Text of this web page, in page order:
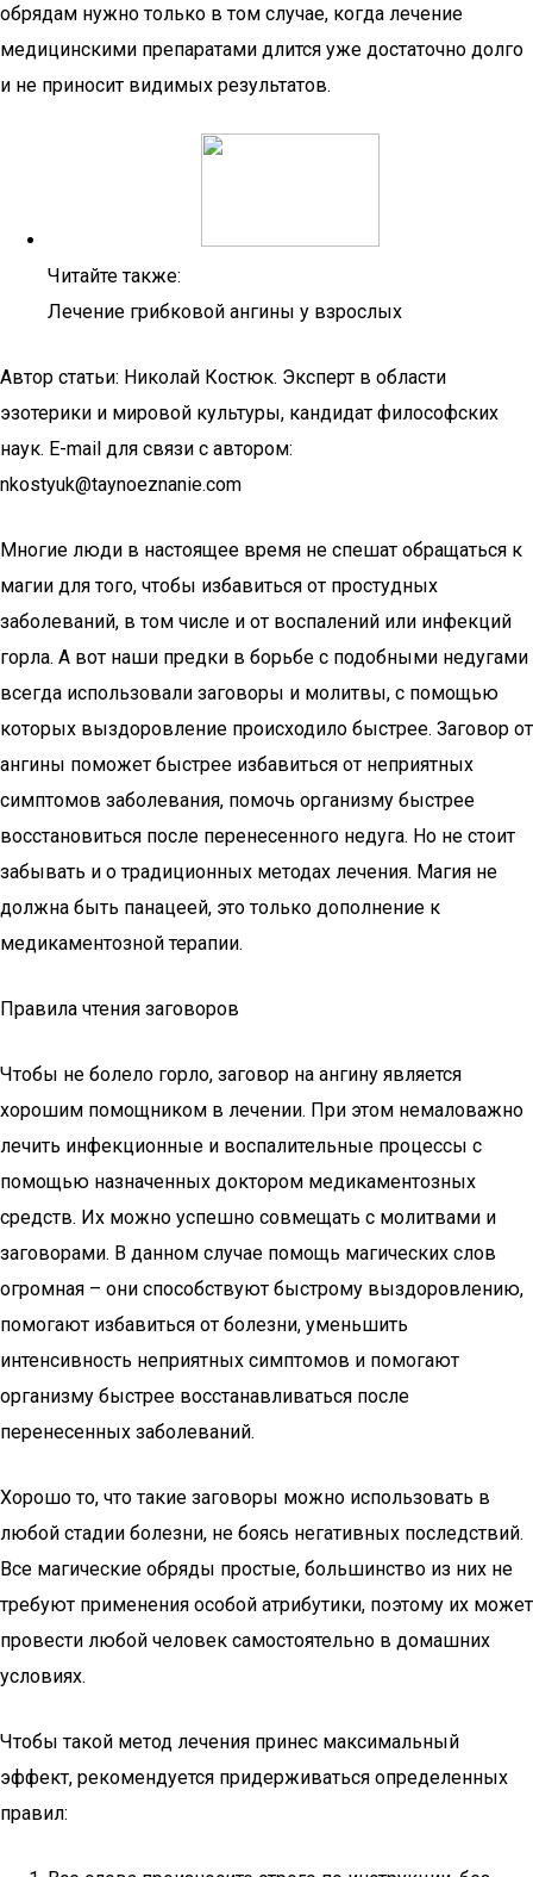
обрядам нужно только в том случае, когда лечение
медицинскими препаратами длится уже достаточно долго
и не приносит видимых результатов.
Читайте также:
Лечение грибковой ангины у взрослых
Автор статьи: Николай Костюк. Эксперт в области
эзотерики и мировой культуры, кандидат философских
наук. E-mail для связи с автором:
nkostyuk@taynoeznanie.com
Многие люди в настоящее время не спешат обращаться к
магии для того, чтобы избавиться от простудных
заболеваний, в том числе и от воспалений или инфекций
горла. А вот наши предки в борьбе с подобными недугами
всегда использовали заговоры и молитвы, с помощью
которых выздоровление происходило быстрее. Заговор от
ангины поможет быстрее избавиться от неприятных
симптомов заболевания, помочь организму быстрее
восстановиться после перенесенного недуга. Но не стоит
забывать и о традиционных методах лечения. Магия не
должна быть панацеей, это только дополнение к
медикаментозной терапии.
Правила чтения заговоров
Чтобы не болело горло, заговор на ангину является
хорошим помощником в лечении. При этом немаловажно
лечить инфекционные и воспалительные процессы с
помощью назначенных доктором медикаментозных
средств. Их можно успешно совмещать с молитвами и
заговорами. В данном случае помощь магических слов
огромная – они способствуют быстрому выздоровлению,
помогают избавиться от болезни, уменьшить
интенсивность неприятных симптомов и помогают
организму быстрее восстанавливаться после
перенесенных заболеваний.
Хорошо то, что такие заговоры можно использовать в
любой стадии болезни, не боясь негативных последствий.
Все магические обряды простые, большинство из них не
требуют применения особой атрибутики, поэтому их может
провести любой человек самостоятельно в домашних
условиях.
Чтобы такой метод лечения принес максимальный
эффект, рекомендуется придерживаться определенных
правил: